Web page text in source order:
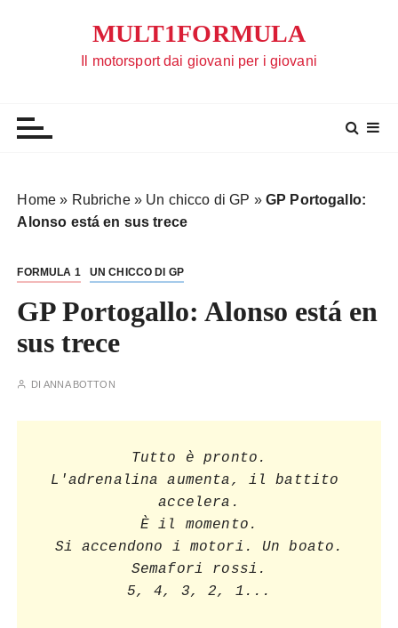
MULT1FORMULA
Il motorsport dai giovani per i giovani
Home » Rubriche» Un chicco di GP » GP Portogallo:
Alonso está en sus trece
FORMULA 1 UN CHICCO DI GP
GP Portogallo: Alonso está en
sus trece
DIANNA BOTTON
Tutto è pronto.
L'adrenalina aumenta, il battito
accelera.
È il momento.
Si accendono i motori. Un boato.
Semafori rossi.
5, 4, 3, 2, 1...